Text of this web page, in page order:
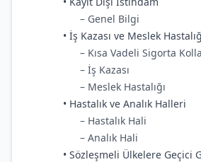
– Genel Bilgi
• İş Kazası ve Meslek
– Kısa Vadeli Sigorta
– İş Kazası
– Meslek Hastalığı
• Hastalık ve Analık Halleri
– Hastalık Hali
– Analık Hali
• Sözleşmeli Ülkelere Geçici